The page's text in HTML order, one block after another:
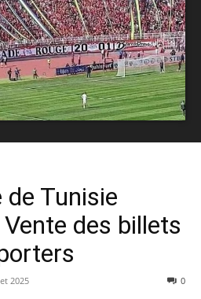
de Tunisie
des billets
2025 0